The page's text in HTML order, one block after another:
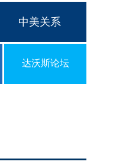
中美关系
达沃斯论坛